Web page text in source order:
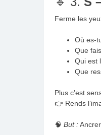
Ferme les
Où es-
Que
Qui est
Que
Plus c’est
👉 Rends
🧠 But :